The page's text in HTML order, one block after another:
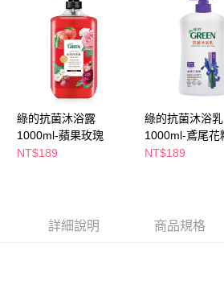
購買商品的店家。未經商家同意取消之訂單仍
後付繳納相關費用。
※ 交易是否成功請以「AFTEE先享後付 」之結
是否繳費成功／繳費後需取消欲退款等相關疑
客戶支援中心」https://
【注意事項】
１．透過由恩沛科技股份有限公司提供之「
易，需依本服務之必要範圍內提供個人資料，
權轉讓予恩沛科技股份有限公司。
２．關於個人資料處理事宜，請瀏覽以下網址：
４．使用「AFTEE先享後付」時，將依據個別
每筆NT$65，滿NT$490(含以上)免運費
付款後萊爾富取貨
每筆NT$65，滿NT$490(含以上)免運費
7-11取貨付款
每筆NT$65，滿NT$490(含以上)免運費
付款後7-11取貨
每筆NT$100，滿NT$790(含以上)免運費
綠的抗菌沐浴露
1000ml-蘋果玫瑰
NT$189
綠的抗菌沐浴乳
1000ml-鳶尾花
NT$189
詳細說明 商品規格